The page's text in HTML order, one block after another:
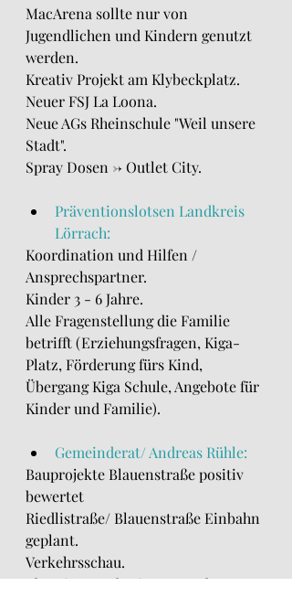
MacArena sollte nur von
Jugendlichen und Kindern genutzt
werden.
Kreativ Projekt am Klybeckplatz.
Neuer FSJ La Loona.
Neue AGs Rheinschule "Weil unsere
Stadt".
Spray Dosen -> Outlet City.
Präventionslotsen Landkreis
Lörrach:
Koordination und Hilfen /
Ansprechspartner.
Kinder 3 - 6 Jahre.
Alle Fragenstellung die Familie
betrifft (Erziehungsfragen, Kiga-
Platz, Förderung fürs Kind,
Übergang Kiga Schule, Angebote für
Kinder und Familie).
Gemeinderat/ Andreas Rühle:
Bauprojekte Blauenstraße positiv
bewertet
Riedlistraße/ Blauenstraße Einbahn
geplant.
Verkehrsschau.
Idee eines verbreitertes Radweg.